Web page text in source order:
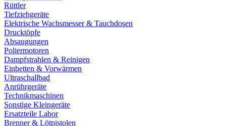
Rüttler
Tiefziehgeräte
Elektrische Wachsmesser & Tauchdosen
Drucktöpfe
Absaugungen
Poliermotoren
Dampfstrahlen & Reinigen
Einbetten & Vorwärmen
Ultraschallbad
Anrührgeräte
Technikmaschinen
Sonstige Kleingeräte
Ersatzteile Labor
Brenner & Lötpistolen